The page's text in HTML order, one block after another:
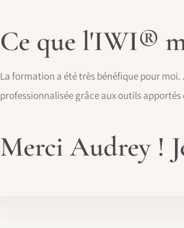
Ce que l'IWI®
La formation a été très bénéfique pour
professionnalisée grâce aux outils
Merci Audrey !